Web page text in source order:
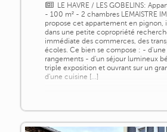
LE HAVRE / LES GOBELINS:
- 100 m² - 2 chambres LEMAISTRE
propose cet appartement en pignon,
dans une petite copropriété
immédiate des commerces, des
écoles. Ce bien se compose : -
rangements - d'un séjour lumineux
triple exposition et ouvrant sur un
d'une cuisine [...]